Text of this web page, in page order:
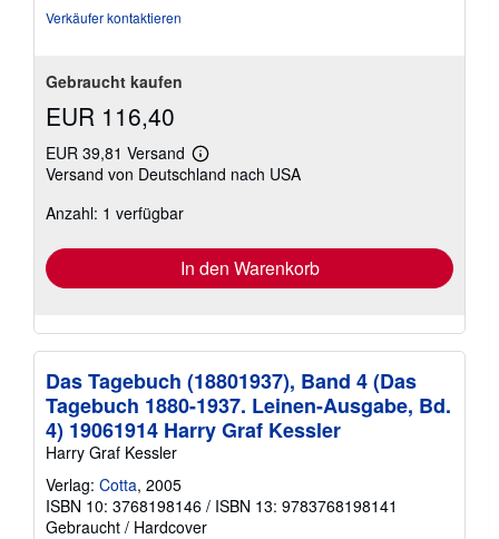
Verkäufer kontaktieren
Gebraucht kaufen
EUR 116,40
EUR 39,81 Versand
Weitere
Informationen
Versand von Deutschland nach USA
Anzahl: 1 verfügbar
In den Warenkorb
Das Tagebuch (18801937), Band 4 (Das
Tagebuch 1880-1937. Leinen-Ausgabe, Bd.
4) 19061914 Harry Graf Kessler
Harry Graf Kessler
Verlag: Cotta, 2005
ISBN 10: 3768198146 / ISBN 13: 9783768198141
Gebraucht / Hardcover